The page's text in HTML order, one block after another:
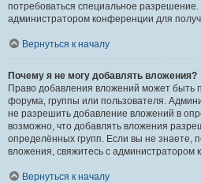
потребоваться специальное
администратором конференции для
Вернуться к началу
Почему я не могу добавлять вложения?
Право добавления вложений может быть
форума, группы или пользователя.
не разрешить добавление вложений в
возможно, что добавлять вложения
определённых групп. Если вы не знаете,
вложения, свяжитесь с администратором
Вернуться к началу